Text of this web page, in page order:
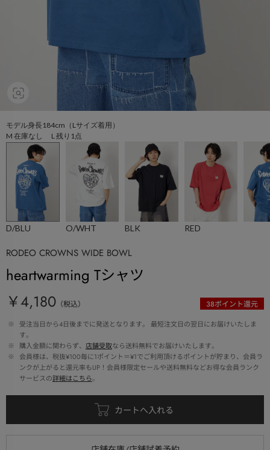
モデル身長184cm（Lサイズ着用）
M 在庫なし L 残り1点
D/BLU O/WHT BLK RED
RODEO CROWNS WIDE BOWL
heartwarming Tシャツ
￥4,180 （税込） 38ポイント還元
※
受注当日から4日後までに発送となります。 最短注文日の翌日にお届けいたしま
す。
※
購入金額に関わらず、 店舗受取なら送料無料でお届けいたします。
※
会員様は、税抜¥100毎に1ポイント＝¥1でご利用頂けるポイントが貯まり、会員ラ
ンクが上がると還元率もUP！会員様限定セールや送料無料などお得な会員ランク
サービスの詳細はこちら。